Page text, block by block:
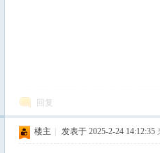
回复
楼主 发表于 2025-2-24 14:12:35